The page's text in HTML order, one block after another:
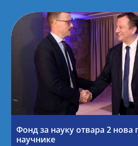
Фонд за науку отвара 2 нова
научнике